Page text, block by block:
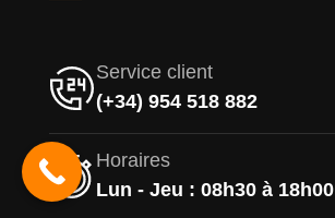
Service client
(+34) 954 518 882
Horaires
Lun - Jeu : 08h30 à 18h00